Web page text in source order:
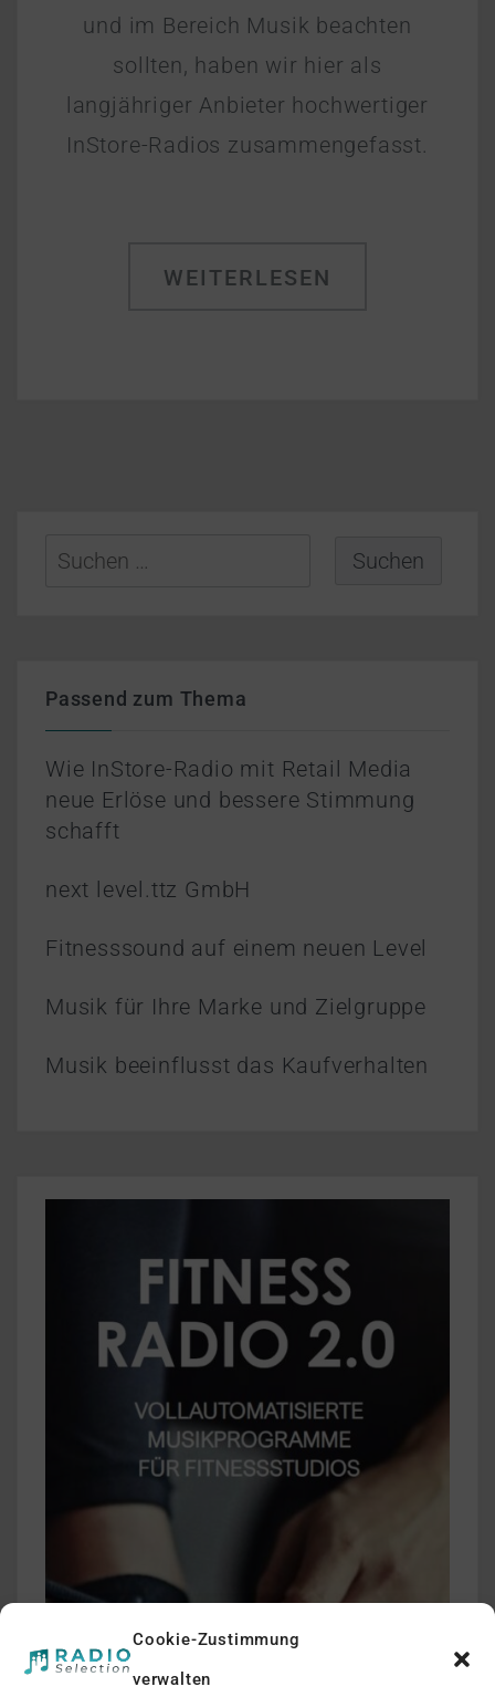
Cookie-Zustimmung
verwalten
und im Bereich Musik beachten
sollten, haben wir hier als
langjähriger Anbieter hochwertiger
InStore-Radios zusammengefasst.
WEITERLESEN
Suchen
Passend zum Thema
Wie InStore-Radio mit Retail Media
neue Erlöse und bessere Stimmung
schafft
next level.ttz GmbH
Fitnesssound auf einem neuen Level
Musik für Ihre Marke und Zielgruppe
Musik beeinflusst das Kaufverhalten